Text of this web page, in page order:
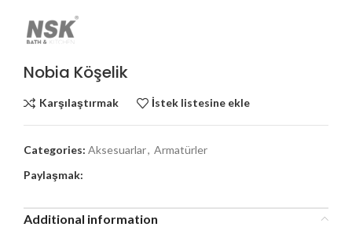
Nobia Köşelik
Karşılaştırmak İstek listesine ekle
Categories: Aksesuarlar, Armatürler
Paylaşmak:
Additional information